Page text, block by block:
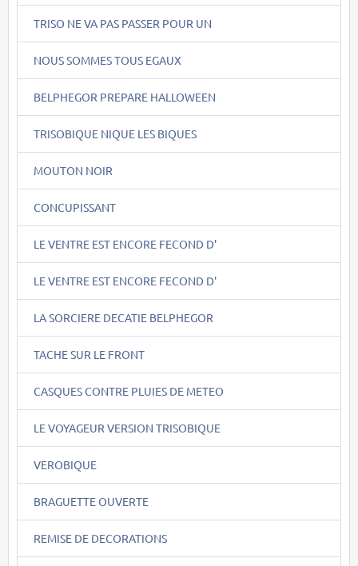
TRISO NE VA PAS PASSER POUR UN
NOUS SOMMES TOUS EGAUX
BELPHEGOR PREPARE HALLOWEEN
TRISOBIQUE NIQUE LES BIQUES
MOUTON NOIR
CONCUPISSANT
LE VENTRE EST ENCORE FECOND D'
LE VENTRE EST ENCORE FECOND D'
LA SORCIERE DECATIE BELPHEGOR
TACHE SUR LE FRONT
CASQUES CONTRE PLUIES DE METEO
LE VOYAGEUR VERSION TRISOBIQUE
VEROBIQUE
BRAGUETTE OUVERTE
REMISE DE DECORATIONS